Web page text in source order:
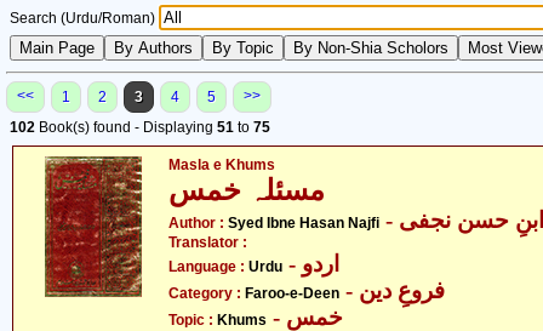
Search (Urdu/Roman)
<< 1 2 3 4 5
>>
102 Book(s) found - Displaying 51 to 75
Masla e Khums
مسئلہ خمس
Author : Syed Ibne Hasan Najfi ابنِ حسن نجفی
Translator :
Language : Urdu - اردو
Category : Faroo-e-Deen - فروعِ دین
Topic : Khums - خمس